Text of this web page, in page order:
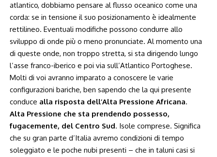
atlantico, dobbiamo pensare al flusso oceanico come una
corda: se in tensione il suo posizionamento è idealmente
rettilineo. Eventuali modifiche possono condurre allo
sviluppo di onde più o meno pronunciate. Al momento una
di queste onde, non troppo stretta, si sta dirigendo lungo
l’asse franco-iberico e poi via sull’Atlantico Portoghese.
Molti di voi avranno imparato a conoscere le varie
configurazioni bariche, ben sapendo che la qui presente
conduce alla risposta dell’Alta Pressione Africana.
Alta Pressione che sta prendendo possesso,
fugacemente, del Centro Sud. Isole comprese. Significa
che su gran parte d’Italia avremo condizioni di tempo
soleggiato e le poche nubi presenti – che in taluni casi si